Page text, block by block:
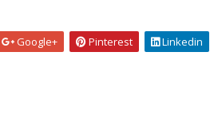
Google+ Pinterest Linkedin